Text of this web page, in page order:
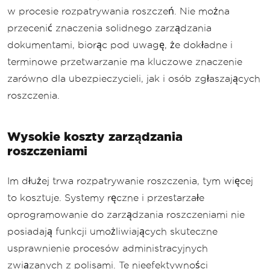
w procesie rozpatrywania roszczeń. Nie można
przecenić znaczenia solidnego zarządzania
dokumentami, biorąc pod uwagę, że dokładne i
terminowe przetwarzanie ma kluczowe znaczenie
zarówno dla ubezpieczycieli, jak i osób zgłaszających
roszczenia.
Wysokie koszty zarządzania
roszczeniami
Im dłużej trwa rozpatrywanie roszczenia, tym więcej
to kosztuje. Systemy ręczne i przestarzałe
oprogramowanie do zarządzania roszczeniami nie
posiadają funkcji umożliwiających skuteczne
usprawnienie procesów administracyjnych
związanych z polisami. Te nieefektywności